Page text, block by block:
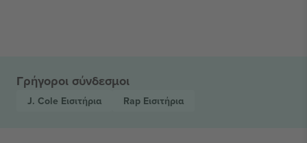
Γρήγοροι σύνδεσμοι
J. Cole Εισιτήρια Rap Εισιτήρια